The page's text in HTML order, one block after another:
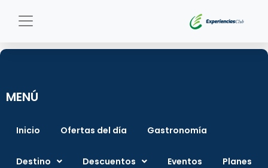
MENÚ
Inicio Ofertas del día Gastronomía
Destino Descuentos Eventos Planes